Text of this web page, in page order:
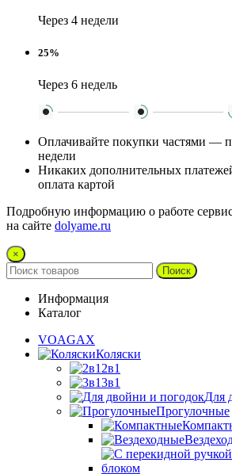
Через 4 недели
25%
Через 6 недель
Оплачивайте покупки частями —
недели
Никаких дополнительных
оплата картой
Подробную информацию о работе
на сайте dolyame.ru
×
Поиск
Информация
Каталог
VOAGAX
Коляски
2в1
3в1
Для
Прогулочные